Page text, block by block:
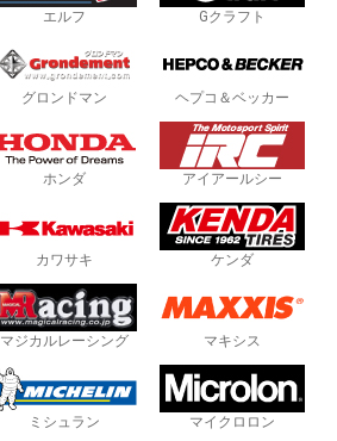
エルフ Gクラフト
グロンドマン ヘプコ＆ベッカー
ホンダ アイアールシー
カワサキ ケンダ
マジカルレーシング マキシス
ミシュラン マイクロロン